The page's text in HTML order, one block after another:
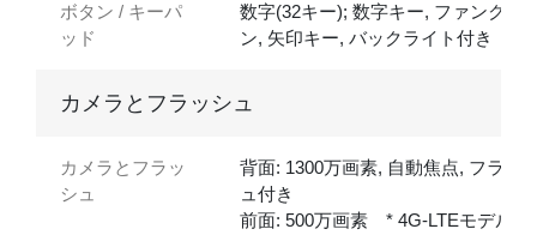
ボタン / キーパ
ッド
数字(32キー); 数字キー, ファンクシ
ン, 矢印キー, バックライト付き
カメラとフラッシュ
カメラとフラッ
シュ
背面: 1300万画素, 自動焦点, フラッ
ュ付き
前面: 500万画素 * 4G-LTEモデルの